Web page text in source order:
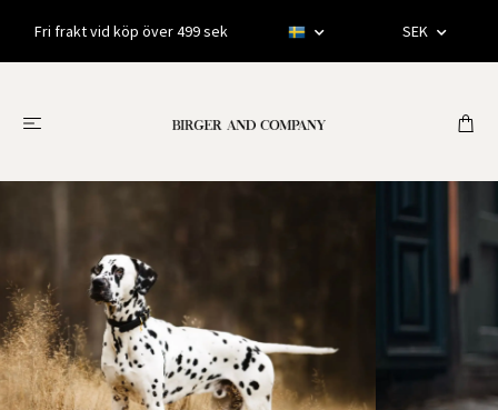
Fri frakt vid köp över 499 sek SEK